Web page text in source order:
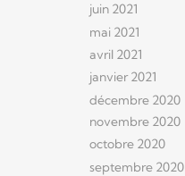
juin 2021
mai 2021
avril 2021
janvier 2021
décembre 2020
novembre 2020
octobre 2020
septembre 2020